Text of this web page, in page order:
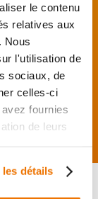
le contenu
relatives aux
Nous
l'utilisation de
sociaux, de
celles-ci
fournies
de leurs
détails